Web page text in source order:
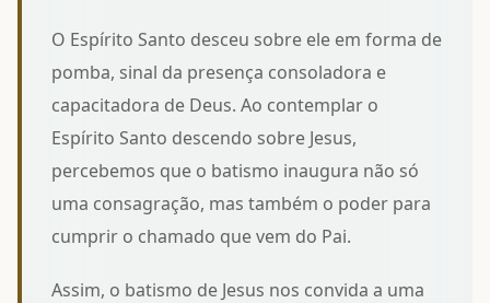
O Espírito Santo desceu sobre ele em forma de
pomba, sinal da presença consoladora e
capacitadora de Deus. Ao contemplar o
Espírito Santo descendo sobre Jesus,
percebemos que o batismo inaugura não só
uma consagração, mas também o poder para
cumprir o chamado que vem do Pai.
Assim, o batismo de Jesus nos convida a uma